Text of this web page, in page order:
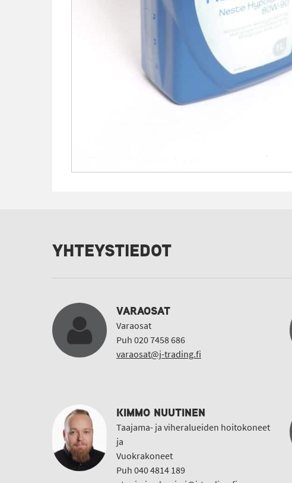
YHTEYSTIEDOT
VARAOSAT
Varaosat
Puh 020 7458 686
varaosat@j-trading.fi
KIMMO NUUTINEN
Taajama- ja viheralueiden hoitokoneet
ja
Vuokrakoneet
Puh 040 4814 189